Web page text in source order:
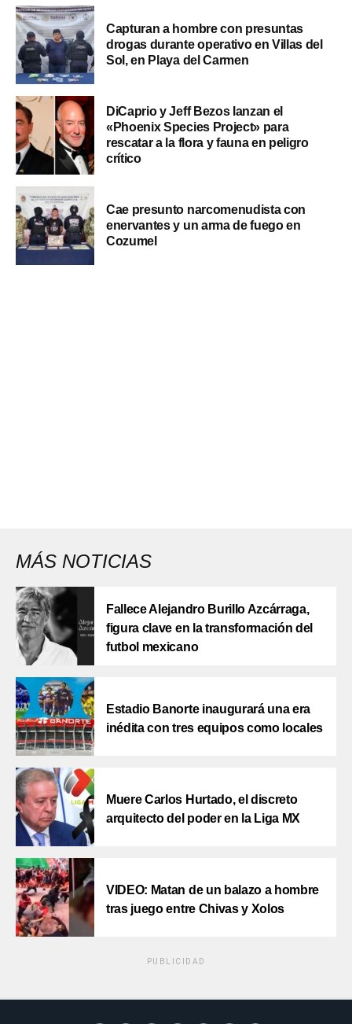
Capturan a hombre con presuntas
drogas durante operativo en Villas del
Sol, en Playa del Carmen
DiCaprio y Jeff Bezos lanzan el
«Phoenix Species Project» para
rescatar a la flora y fauna en peligro
crítico
Cae presunto narcomenudista con
enervantes y un arma de fuego en
Cozumel
MÁS NOTICIAS
Fallece Alejandro Burillo Azcárraga,
figura clave en la transformación del
futbol mexicano
Estadio Banorte inaugurará una era
inédita con tres equipos como locales
Muere Carlos Hurtado, el discreto
arquitecto del poder en la Liga MX
VIDEO: Matan de un balazo a hombre
tras juego entre Chivas y Xolos
PUBLICIDAD